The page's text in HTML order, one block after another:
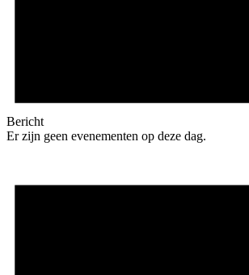
Bericht
Er zijn geen evenementen op deze dag.